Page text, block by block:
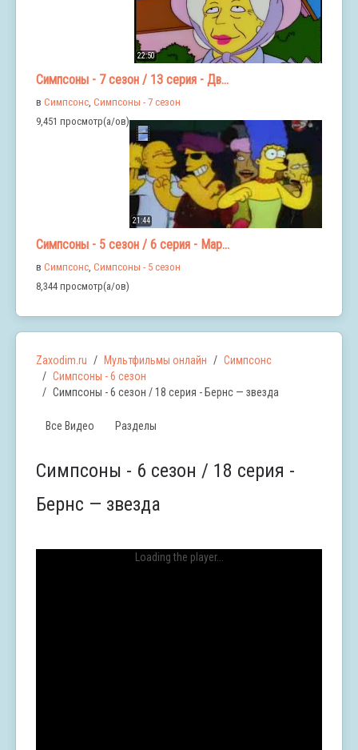
22:50
Симпсоны - 7 сезон / 13 серия - Дв...
в Симпсонс Симпсоны - 7 сезон
9,451 просмотр(а/ов)
21:44
Симпсоны - 5 сезон / 6 серия - Мар...
в Симпсонс Симпсоны - 5 сезон
8,344 просмотр(а/ов)
Zaxodim.ru Мультфильмы онлайн
Симпсонс
Симпсоны - 6 сезон
Симпсоны - 6 сезон / 18 серия - Бернс — звезда
Все Видео Разделы
Симпсоны - 6 сезон / 18 серия -
Бернс — звезда
Loading the player...